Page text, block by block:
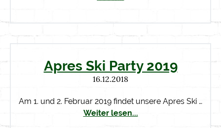
Apres Ski Party 2019
16.12.2018
Am 1. und 2. Februar 2019 findet unsere Apres Ski …
Weiter lesen...